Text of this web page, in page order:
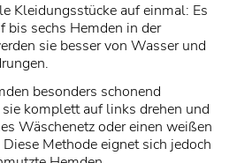
Kleidungsstücke auf einmal: Es
sechs Hemden in der
sie besser von Wasser und
besonders schonend
komplett auf links drehen und
Wäschenetz oder einen weißen
Methode eignet sich jedoch